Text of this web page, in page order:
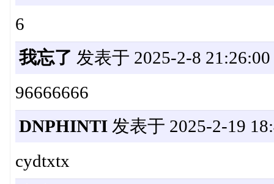
6
我忘了 发表于 2025-2-8 21:26:00
96666666
DNPHINTI发表于 2025-2-19
cydtxtx